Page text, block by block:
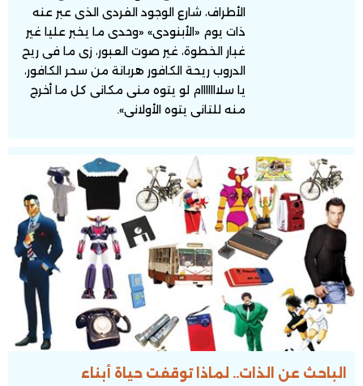
الأطراف، شارع الوجود الفردى الذى عبر عنه
ذات يوم «الأبنودى» «وحدى ما يخبر عليا غير
غبار الخطوة، غير صوت العبور، زى ما فى ريح
الدروب ريحة الكافور هربانة من سحر الكافور،
يا سلااااااام لو يتوه منى مكانى كل ما أخرج
منه للتانى يتوه الأولانى».
الباحث عن الذات.. لماذا توقفت حياة أبناء